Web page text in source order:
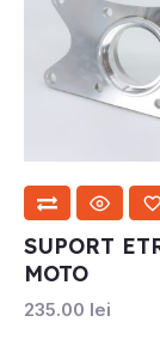
SUPORT
MOTO
235.00 lei